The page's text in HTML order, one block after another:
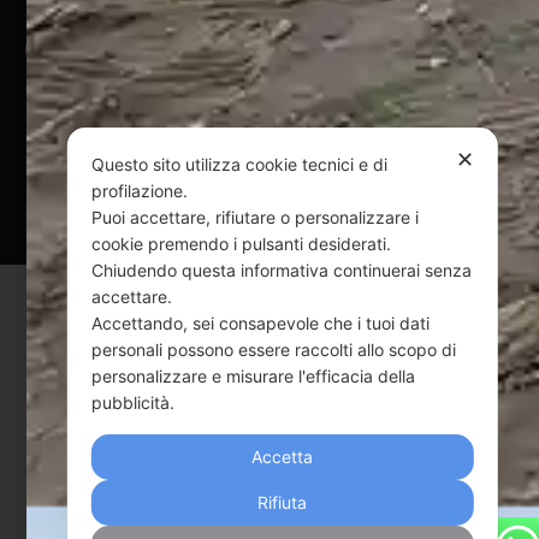
@ Copyright 2024 Webpesca è un brand Intent di Federico
Andrenacci P.Iva 01917920678
Via G. Galilei n. 2 – 64018 Tortoreto TE | REA TE-168019 |
Mail:info@webpesca.it| Pec:federicoandrenacci@pec.it
Questo sito è protetto da Google reCAPTCHA
Privacy Policy eTerms of Servicedi Google.
✕
Questo sito utilizza cookie tecnici e di
profilazione.
Puoi accettare, rifiutare o personalizzare i
cookie premendo i pulsanti desiderati.
Chiudendo questa informativa continuerai senza
accettare.
Accettando, sei consapevole che i tuoi dati
personali possono essere raccolti allo scopo di
personalizzare e misurare l'efficacia della
pubblicità.
Accetta
Rifiuta